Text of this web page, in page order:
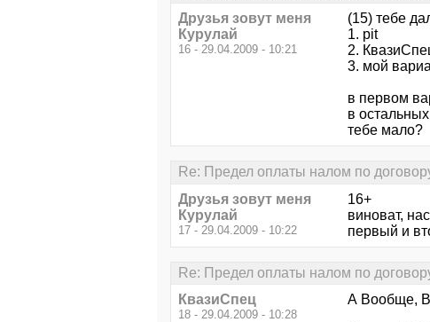
Друзья зовут меня
Курулай
16 - 29.04.2009 - 10:21
(15) тебе
1. pit
2.
3. мой
в первом
в
тебе мало?
Re: Предел оплаты налом по
Друзья зовут меня
Курулай
17 - 29.04.2009 - 10:22
16+
виноват,
первый и
Re: Предел оплаты налом по
КвазиСпец
18 - 29.04.2009 - 10:28
А Вообще,